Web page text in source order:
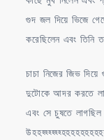
গুদ জল দিয়ে ভিজে
করেছিলেন এবং তিনি
চাচা নিজের জিভ
দুটোকে আদর করতে
এবং সে চুষতে